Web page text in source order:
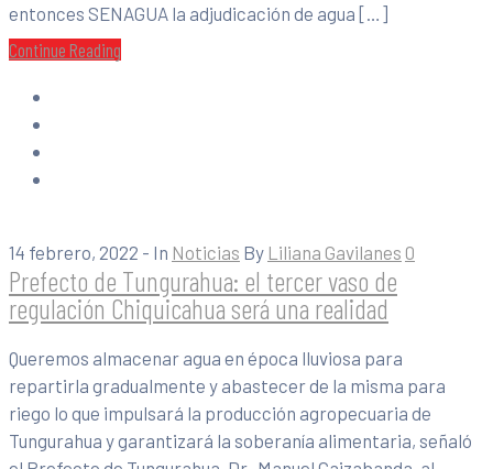
entonces SENAGUA la adjudicación de agua […]
Continue Reading
14 febrero, 2022 - In Noticias By Liliana Gavilanes 0
Prefecto de Tungurahua: el tercer vaso de
regulación Chiquicahua será una realidad
Queremos almacenar agua en época lluviosa para
repartirla gradualmente y abastecer de la misma para
riego lo que impulsará la producción agropecuaria de
Tungurahua y garantizará la soberanía alimentaria, señaló